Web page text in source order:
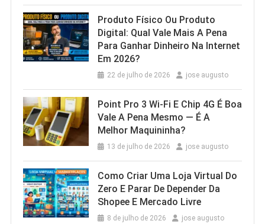
Produto Físico Ou Produto
Digital: Qual Vale Mais A Pena
Para Ganhar Dinheiro Na Internet
Em 2026?
22 de julho de 2026 jose augusto
Point Pro 3 Wi‑Fi E Chip 4G É Boa
Vale A Pena Mesmo — É A
Melhor Maquininha?
13 de julho de 2026 jose augusto
Como Criar Uma Loja Virtual Do
Zero E Parar De Depender Da
Shopee E Mercado Livre
8 de julho de 2026 jose augusto